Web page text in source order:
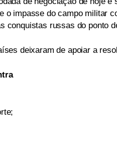
o impasse do campo militar
conquistas russas do ponto
deixaram de apoiar a